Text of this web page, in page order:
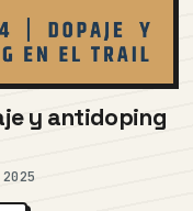
y antidoping